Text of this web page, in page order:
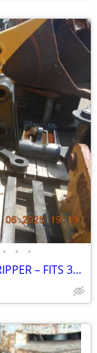
• • •
NEW 2024 CAT 330 / 336 HEAVY-DUTY RIPPER – FITS 300–450 CLASS EXCAVATO